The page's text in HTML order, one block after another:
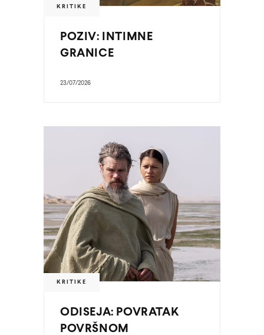
KRITIKE
POZIV: INTIMNE
GRANICE
23/07/2026
KRITIKE
ODISEJA: POVRATAK
POVRŠNOM